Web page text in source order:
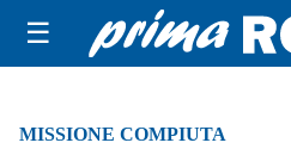
☰
MISSIONE COMPIUTA